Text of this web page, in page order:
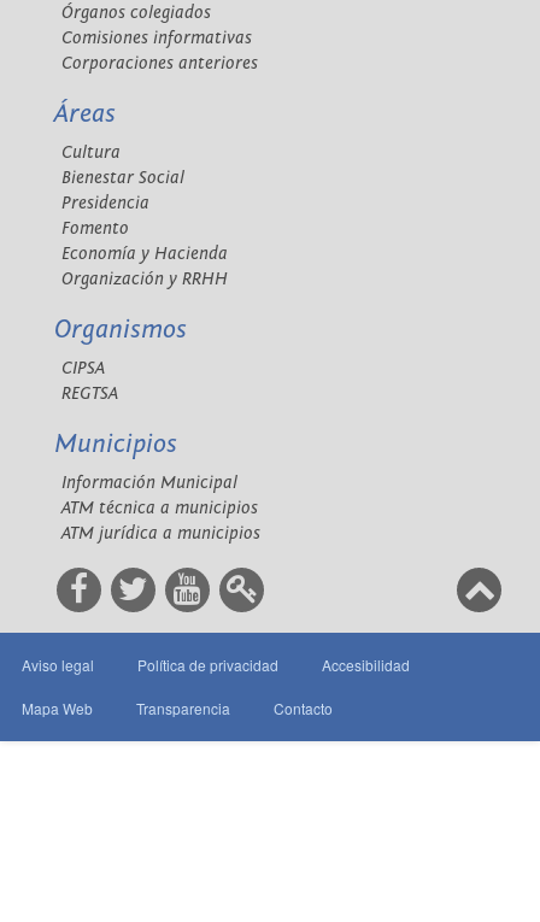
Órganos colegiados
Comisiones informativas
Corporaciones anteriores
Áreas
Cultura
Bienestar Social
Presidencia
Fomento
Economía y Hacienda
Organización y RRHH
Organismos
CIPSA
REGTSA
Municipios
Información Municipal
ATM técnica a municipios
ATM jurídica a municipios
Aviso legal Política de privacidad Accesibilidad
Mapa Web Transparencia Contacto